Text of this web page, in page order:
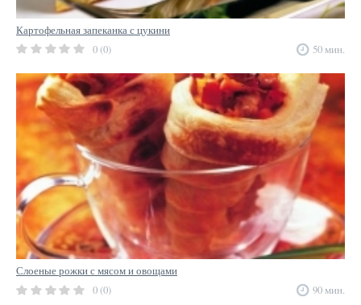
Картофельная запеканка с цукини
0 (0)
50 мин.
Слоеные рожки с мясом и овощами
0 (0)
90 мин.